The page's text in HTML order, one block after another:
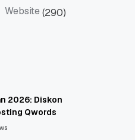
Website (290)
2026: Diskon
Qwords